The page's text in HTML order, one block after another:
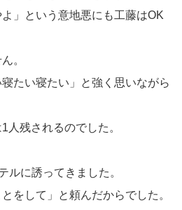
よ」という意地悪にも工藤はOK
。
たい寝たい」と強く思いながら
人残されるのでした。
ルに誘ってきました。
をして」と頼んだからでした。